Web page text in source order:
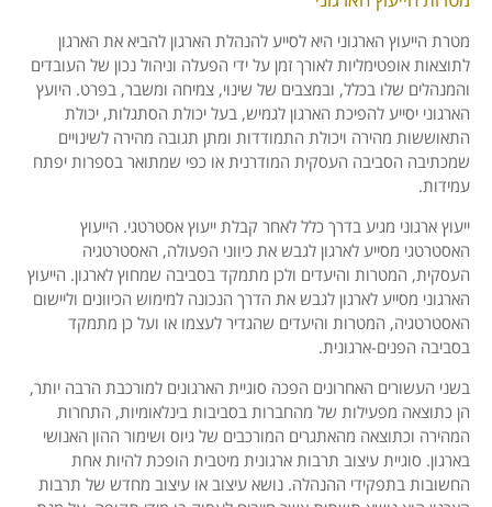
מטרת הייעוץ הארגוני היא לסייע להנהלת הארגון להביא את הארגון
לתוצאות אופטימליות לאורך זמן על ידי הפעלה וניהול נכון של העובדים
והמנהלים שלו בכלל, ובמצבים של שינוי, צמיחה ומשבר, בפרט. היועץ
הארגוני יסייע להפיכת הארגון לגמיש, בעל יכולת הסתגלות, יכולת
התאוששות מהירה ויכולת התמודדות ומתן תגובה מהירה לשינויים
שמכתיבה הסביבה העסקית המודרנית או כפי שמתואר בספרות יפתח
עמידות.
ייעוץ ארגוני מגיע בדרך כלל לאחר קבלת ייעוץ אסטרטגי. הייעוץ
האסטרטגי מסייע לארגון לגבש את כיווני הפעולה, האסטרטגיה
העסקית, המטרות והיעדים ולכן מתמקד בסביבה שמחוץ לארגון. הייעוץ
הארגוני מסייע לארגון לגבש את הדרך הנכונה למימוש הכיוונים וליישום
האסטרטגיה, המטרות והיעדים שהגדיר לעצמו או ועל כן מתמקד
בסביבה הפנים-ארגונית.
בשני העשורים האחרונים הפכה סוגיית הארגונים למורכבת הרבה יותר,
הן כתוצאה מפעילות של מהחברות בסביבות בינלאומיות, התחרות
המהירה וכתוצאה מהאתגרים המורכבים של גיוס ושימור ההון האנושי
בארגון. סוגיית עיצוב תרבות ארגונית מיטבית הופכת להיות אחת
החשובות בתפקידי ההנהלה. נושא עיצוב או עיצוב מחדש של תרבות